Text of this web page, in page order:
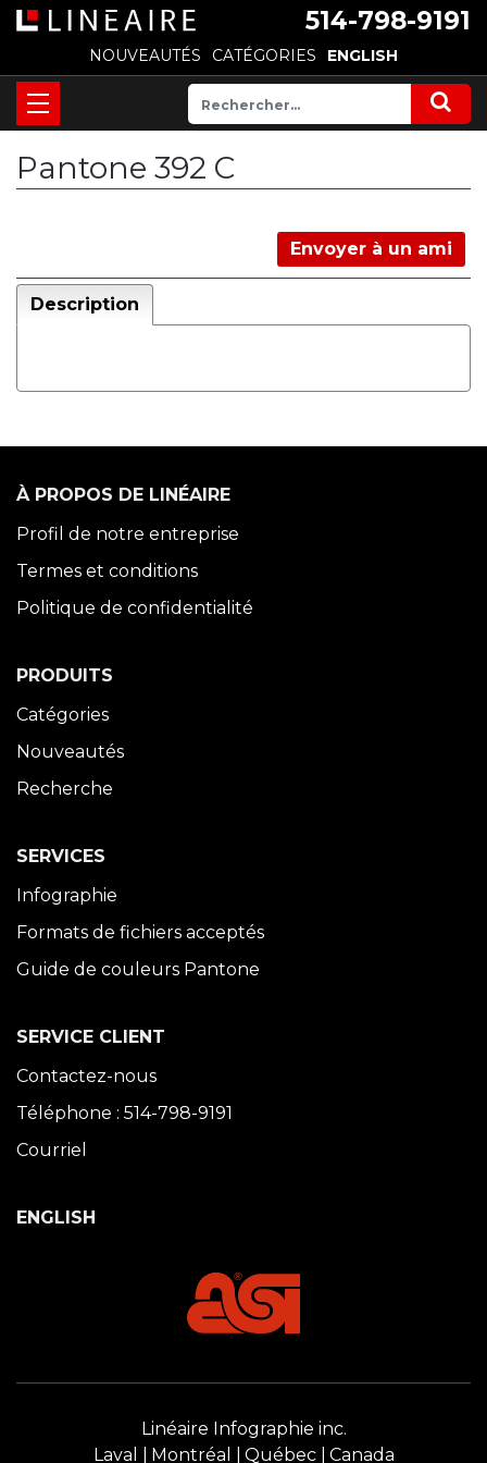
514-798-9191
NOUVEAUTÉS CATÉGORIES ENGLISH
Pantone 392 C
Envoyer à un ami
Description
À PROPOS DE LINÉAIRE
Profil de notre entreprise
Termes et conditions
Politique de confidentialité
PRODUITS
Catégories
Nouveautés
Recherche
SERVICES
Infographie
Formats de fichiers acceptés
Guide de couleurs Pantone
SERVICE CLIENT
Contactez-nous
Téléphone : 514-798-9191
Courriel
ENGLISH
Linéaire Infographie inc.
Laval
Montréal Québec Canada